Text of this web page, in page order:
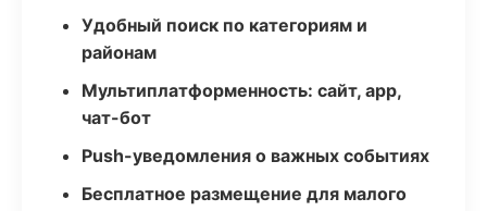
Удобный поиск по категориям и
районам
Мультиплатформенность: сайт, app,
чат-бот
Push-уведомления о важных событиях
Бесплатное размещение для малого